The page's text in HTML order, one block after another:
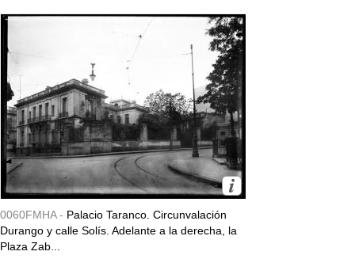
0060FMHA - Palacio Taranco. Circunvalación
Durango y calle Solís. Adelante a la derecha, la
Plaza Zab...